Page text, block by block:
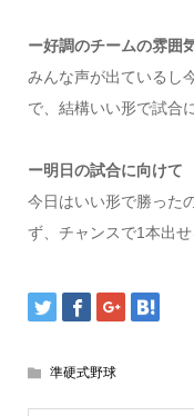
ー好調のチームの雰囲
みんな声が出ているし
で、結構いい形で試合
ー明日の試合に向けて
今日はいい形で勝った
ず、チャンスで1本出
準硬式野球